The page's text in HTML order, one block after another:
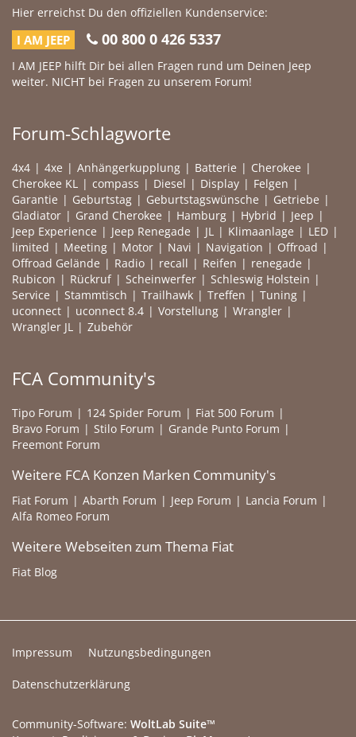
Hier erreichst Du den offiziellen Kundenservice:
I AM JEEP 00 800 0 426 5337
I AM JEEP hilft Dir bei allen Fragen rund um Deinen Jeep
weiter. NICHT bei Fragen zu unserem Forum!
Forum-Schlagworte
4x4 4xe Anhängerkupplung Batterie
Cherokee
Cherokee KL
compass Diesel Display
Felgen
Garantie
Geburtstag Geburtstagswünsche
Getriebe
Gladiator
Grand Cherokee Hamburg Hybrid
Jeep
Jeep Experience
Jeep Renegade JL Klimaanlage
LED
limited
Meeting Motor Navi Navigation
Offroad
Offroad Gelände
Radio recall Reifen
renegade
Rubicon
Rückruf Scheinwerfer
Schleswig Holstein
Service
Stammtisch Trailhawk Treffen
Tuning
uconnect
uconnect 8.4 Vorstellung
Wrangler
Wrangler JL
Zubehör
FCA Community's
Tipo Forum 124 Spider Forum
Fiat 500 Forum
Bravo Forum
Stilo Forum
Grande Punto Forum
Freemont Forum
Weitere FCA Konzen Marken Community's
Fiat Forum Abarth Forum Jeep Forum
Lancia Forum
Alfa Romeo Forum
Weitere Webseiten zum Thema Fiat
Fiat Blog
Impressum Nutzungsbedingungen
Datenschutzerklärung
Community-Software: WoltLab Suite™